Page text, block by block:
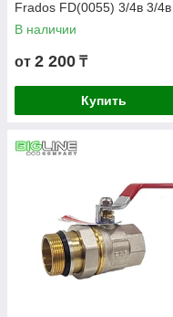
Frados FD(0055) 3/4в 3/4в
В наличии
от 2 200 ₸
Купить